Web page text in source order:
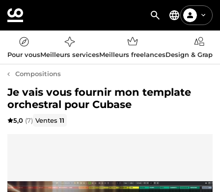
Pour vousMeilleurs servicesMeilleurs freelancesDesign &
Compositions
Je vais vous fournir mon template
orchestral pour Cubase
5,0 (7) Ventes11